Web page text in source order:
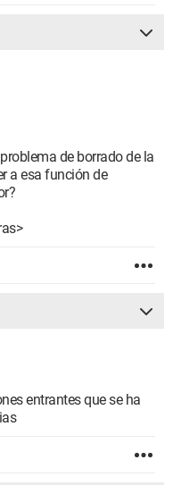
de borrado de la
a esa función de
entrantes que se ha